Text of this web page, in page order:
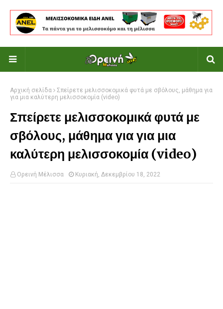
Αρχική σελίδα
Σπείρετε μελισσοκομικά φυτά με σβόλους, μάθημα για
για μια καλύτερη μελισσοκομία (video)
Σπείρετε μελισσοκομικά φυτά με
σβόλους, μάθημα για για μια
καλύτερη μελισσοκομία (video)
Ορεινή Μέλισσα Κυριακή, Δεκεμβρίου 18, 2022